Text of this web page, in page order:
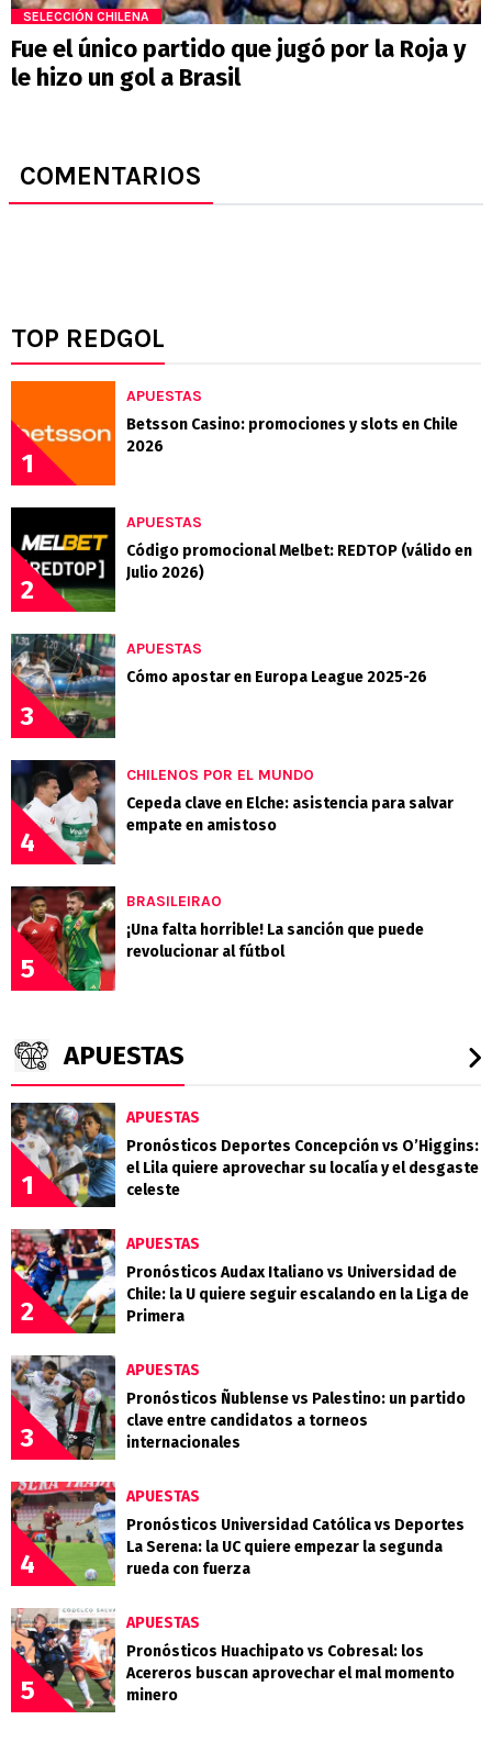
SELECCIÓN CHILENA
Fue el único partido que jugó por la Roja y
le hizo un gol a Brasil
COMENTARIOS
TOP REDGOL
1
APUESTAS
Betsson Casino: promociones y slots en Chile
2026
2
APUESTAS
Código promocional Melbet: REDTOP (válido en
Julio 2026)
3
APUESTAS
Cómo apostar en Europa League 2025-26
4
CHILENOS POR EL MUNDO
Cepeda clave en Elche: asistencia para salvar
empate en amistoso
5
BRASILEIRAO
¡Una falta horrible! La sanción que puede
revolucionar al fútbol
APUESTAS
1
APUESTAS
Pronósticos Deportes Concepción vs O’Higgins:
el Lila quiere aprovechar su localía y el desgaste
celeste
2
APUESTAS
Pronósticos Audax Italiano vs Universidad de
Chile: la U quiere seguir escalando en la Liga de
Primera
3
APUESTAS
Pronósticos Ñublense vs Palestino: un partido
clave entre candidatos a torneos
internacionales
4
APUESTAS
Pronósticos Universidad Católica vs Deportes
La Serena: la UC quiere empezar la segunda
rueda con fuerza
5
APUESTAS
Pronósticos Huachipato vs Cobresal: los
Acereros buscan aprovechar el mal momento
minero